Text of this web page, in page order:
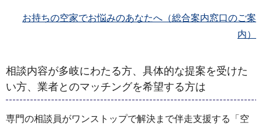
お持ちの空家でお悩みのあなたへ（総合案内窓口のご案
内）
相談内容が多岐にわたる方、具体的な提案を受けた
い方、業者とのマッチングを希望する方は
専門の相談員がワンストップで解決まで伴走支援する「空